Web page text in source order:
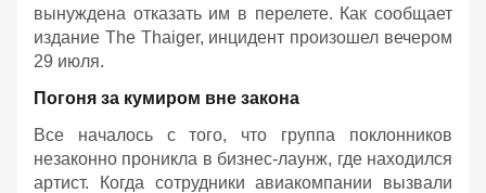
вынуждена отказать им в перелете. Как сообщает
издание The Thaiger, инцидент произошел вечером
29 июля.
Погоня за кумиром вне закона
Все началось с того, что группа поклонников
незаконно проникла в бизнес-лаунж, где находился
артист. Когда сотрудники авиакомпании вызвали